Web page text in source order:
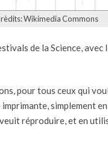
Wikimedia Commons
de la Science, avec
pour tous ceux qui
simplement en
réproduire, et en